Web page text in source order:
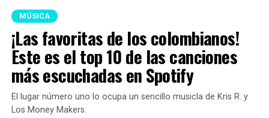
reflejaba nostalgia.
Lee también: “No puedo más”: La Blanquita reveló,
destrozada en llanto, que terminó con Naim por las
faltas de respeto
Como era de esperarse, los internautas no tardaron en
reaccionar en redes sociales y opinar sobre las razones
MÚSICA
¡Las favoritas de los colombianos!
Este es el top 10 de las canciones
más escuchadas en Spotify
El lugar número uno lo ocupa un sencillo musicla de Kris R. y
Los Money Makers.